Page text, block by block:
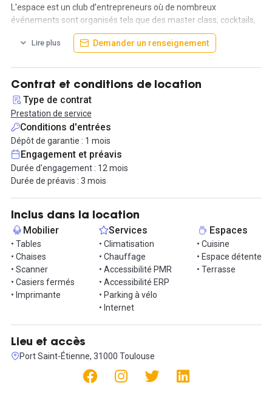
L'espace est un club d’entrepreneurs où de nombreux
événements sont organisés tels que des master class, cocktails,
cours de Yoga et autres, créant un environnement de travail
favorable au réseautage et au partage.
entièrement équipé est idéal pour une équipe souhaitant un
environnement calme et dynamique.
Les prestations incluses sont :
- internet (wifi, fibre, réseau dédié) ;
- un espace cuisine ;
- un espace détente ;
- la climatisation / le chauffage ;
- le mobilier ;
- une imprimante, un scanner, un photocopieur ;
- écran TV.
Vous pouvez avoir accès à l'espace 24h/24 et 7j/7, l'espace est
sécurisé par un système de caméra de surveillance et des casiers
fermés seront mis à votre disposition.
N'hésitez pas à nous contacter si l'espace vous intéresse !
Lire plus Demander un renseignement
Contrat et conditions de location
Type de contrat
Prestation de service
Conditions d'entrées
Dépôt de garantie : 1 mois
Engagement et préavis
Durée d'engagement : 12 mois
Durée de préavis : 3 mois
Inclus dans la location
Mobilier
• Tables
• Chaises
• Scanner
• Casiers fermés
• Imprimante
Services
• Climatisation
• Chauffage
• Accessibilité PMR
• Accessibilité ERP
• Parking à vélo
• Internet
Espaces
• Cuisine
• Espace détente
• Terrasse
Lieu et accès
Port Saint-Étienne, 31000 Toulouse